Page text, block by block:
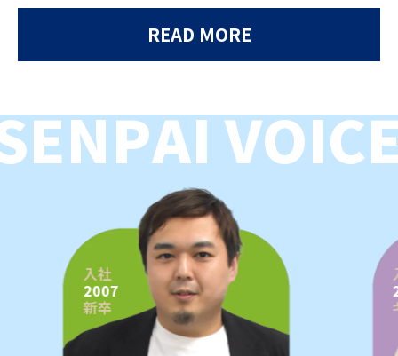
READ MORE
ENPAIVOIC
入社
2007
新卒